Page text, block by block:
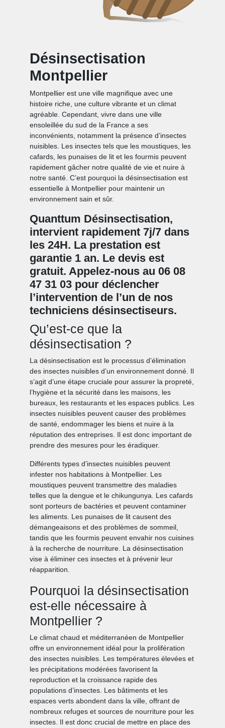
Désinsectisation
Montpellier
Montpellier est une ville magnifique avec une
histoire riche, une culture vibrante et un climat
agréable. Cependant, vivre dans une ville
ensoleillée du sud de la France a ses
inconvénients, notamment la présence d’insectes
nuisibles. Les insectes tels que les moustiques, les
cafards, les punaises de lit et les fourmis peuvent
rapidement gâcher notre qualité de vie et nuire à
notre santé. C’est pourquoi la désinsectisation est
essentielle à Montpellier pour maintenir un
environnement sain et sûr.
Quanttum Désinsectisation,
intervient rapidement 7j/7 dans
les 24H. La prestation est
garantie 1 an. Le devis est
gratuit. Appelez-nous au 06 08
47 31 03 pour déclencher
l’intervention de l’un de nos
techniciens désinsectiseurs.
Qu’est-ce que la
désinsectisation ?
La désinsectisation est le processus d’élimination
des insectes nuisibles d’un environnement donné. Il
s’agit d’une étape cruciale pour assurer la propreté,
l’hygiène et la sécurité dans les maisons, les
bureaux, les restaurants et les espaces publics. Les
insectes nuisibles peuvent causer des problèmes
de santé, endommager les biens et nuire à la
réputation des entreprises. Il est donc important de
prendre des mesures pour les éradiquer.
Différents types d’insectes nuisibles peuvent
infester nos habitations à Montpellier. Les
moustiques peuvent transmettre des maladies
telles que la dengue et le chikungunya. Les cafards
sont porteurs de bactéries et peuvent contaminer
les aliments. Les punaises de lit causent des
démangeaisons et des problèmes de sommeil,
tandis que les fourmis peuvent envahir nos cuisines
à la recherche de nourriture. La désinsectisation
vise à éliminer ces insectes et à prévenir leur
réapparition.
Pourquoi la désinsectisation
est-elle nécessaire à
Montpellier ?
Le climat chaud et méditerranéen de Montpellier
offre un environnement idéal pour la prolifération
des insectes nuisibles. Les températures élevées et
les précipitations modérées favorisent la
reproduction et la croissance rapide des
populations d’insectes. Les bâtiments et les
espaces verts abondent dans la ville, offrant de
nombreux refuges et sources de nourriture pour les
insectes. Il est donc crucial de mettre en place des